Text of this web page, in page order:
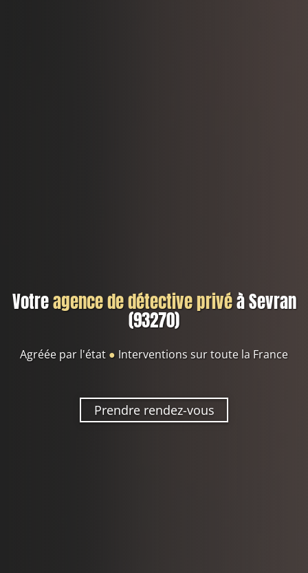
Votreagence de détective privéà Sevran
(93270)
Agréée par l'état ● Interventions sur toute la France
Prendre rendez-vous